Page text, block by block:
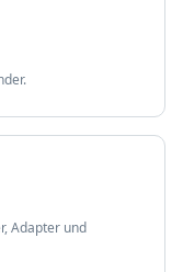
Adapter und